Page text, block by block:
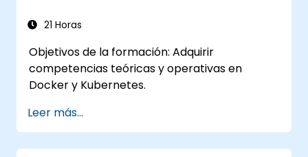
utilizando Kubernetes.
21 Horas
Objetivos de la formación: Adquirir
competencias teóricas y operativas en
Docker y Kubernetes.
Leer más...